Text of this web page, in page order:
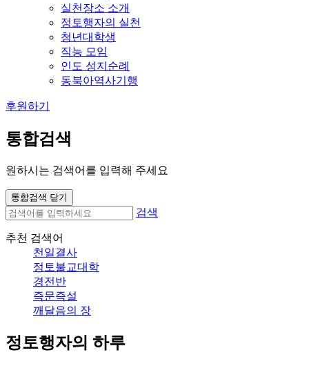
실천장소 소개
정토행자의 실천
청년대학생
직능 모임
인도 성지순례
동북아역사기행
후원하기
통합검색
원하시는 검색어를 입력해 주세요
통합검색 닫기
검색
추천 검색어
천일결사
정토불교대학
경전반
즉문즉설
깨달음의 장
정토행자의 하루